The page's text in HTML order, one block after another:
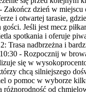
Zakończ dzień w miejscu
i otwartej tarasie,
gości. Jeśli jest mecz
spotkania i oferuje
Trasa nadbrzeżna i
- Rozpocznij w
się w
chcą silniejszego
o pomoc w wyborze
różnorodność od